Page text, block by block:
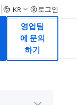
KR 로그인
영업팀
에 문의
하기